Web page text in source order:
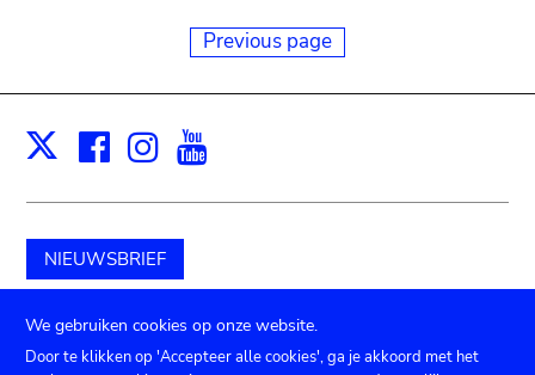
Previous page
X Facebook
Instagram
NIEUWSBRIEF
Schenk aan het museum
We gebruiken cookies op onze website.
Door te klikken op 'Accepteer alle cookies', ga je akkoord met het